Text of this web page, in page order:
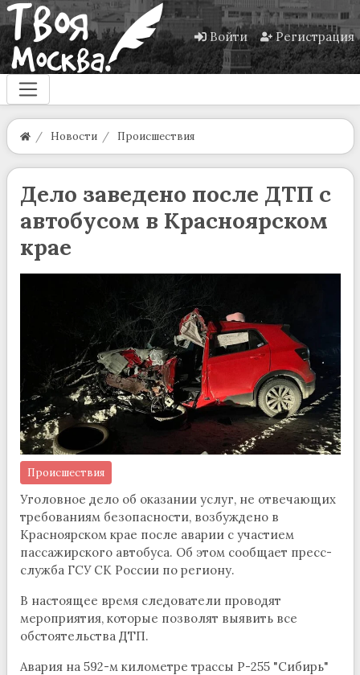
Войти Регистрация
Новости Происшествия
Дело заведено после ДТП с
автобусом в Красноярском
крае
Происшествия
Уголовное дело об оказании услуг, не отвечающих
требованиям безопасности, возбуждено в
Красноярском крае после аварии с участием
пассажирского автобуса. Об этом сообщает пресс-
служба ГСУ СК России по региону.
В настоящее время следователи проводят
мероприятия, которые позволят выявить все
обстоятельства ДТП.
Авария на 592-м километре трассы Р-255 "Сибирь"